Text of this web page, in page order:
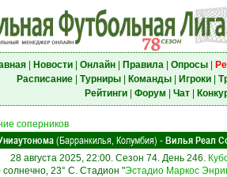
| Новости| Онлайн| Правила| Опросы|
Расписание| Турниры| Команды| Игроки|
Рейтинги| Форум Чат|
соперников
(Барранкилья, Колумбия) - Вилья Реал
28 августа 2025, 22:00. Сезон 74. День 246.
солнечно, 23° C. Стадион "Эстадио Маркос